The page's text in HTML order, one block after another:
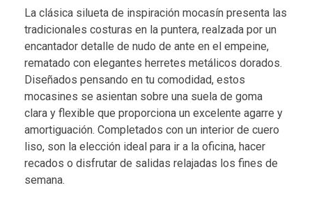
La clásica silueta de inspiración mocasín presenta las
tradicionales costuras en la puntera, realzada por un
encantador detalle de nudo de ante en el empeine,
rematado con elegantes herretes metálicos dorados.
Diseñados pensando en tu comodidad, estos
mocasines se asientan sobre una suela de goma
clara y flexible que proporciona un excelente agarre y
amortiguación. Completados con un interior de cuero
liso, son la elección ideal para ir a la oficina, hacer
recados o disfrutar de salidas relajadas los fines de
semana.